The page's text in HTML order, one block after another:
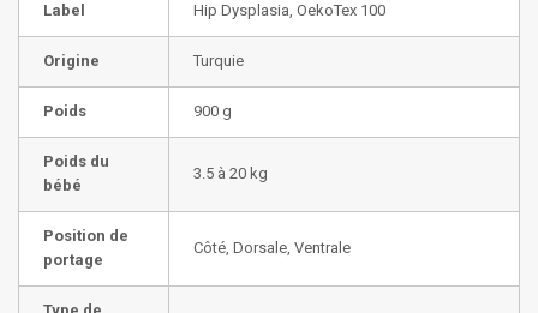
Label Hip Dysplasia, OekoTex 100
Origine Turquie
Poids 900 g
Poids du
bébé
3.5 à 20 kg
Position de
portage
Côté, Dorsale, Ventrale